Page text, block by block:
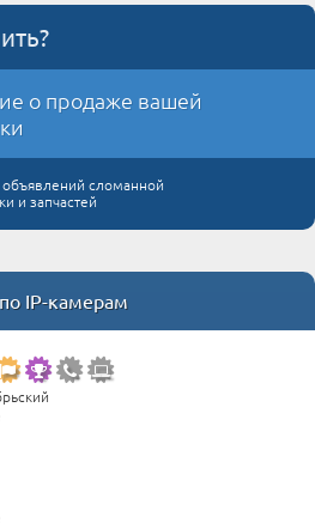
о продаже вашей
объявлений сломанной
и запчастей
IP-камерам